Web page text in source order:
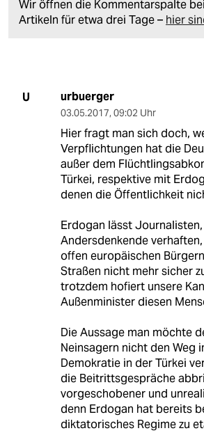
Wir öffnen die Kommentarspalte
Artikeln für etwa drei Tage – hier
U urbuerger
03.05.2017, 09:02 Uhr
Hier fragt man sich doch,
Verpflichtungen hat die
außer dem
Türkei, respektive mit
denen die Öffentlichkeit
Erdogan lässt
Andersdenkende
offen europäischen
Straßen nicht mehr sicher
trotzdem hofiert unsere
Außenminister diesen
Die Aussage man möchte
Neinsagern nicht den Weg
Demokratie in der Türkei
die Beitrittsgespräche
vorgeschobener und
denn Erdogan hat bereits
diktatorisches Regime zu